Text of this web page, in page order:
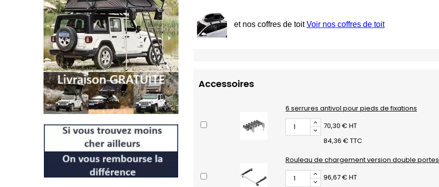
et nos coffres de toitVoir nos coffres de toit
Accessoires
6 serrures antivol pour pieds de fixations
70,30 € HT
84,36 € TTC
Rouleau de chargement version double portes
96,67 € HT